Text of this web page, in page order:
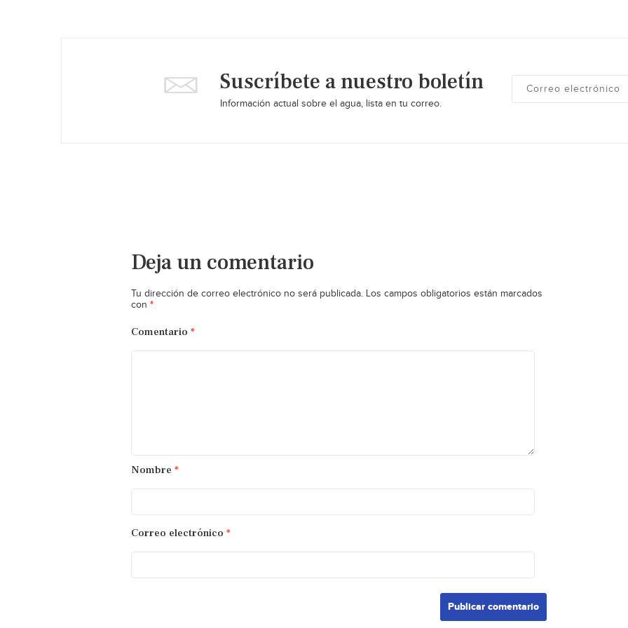
Suscríbete a nuestro boletín
Información actual sobre el agua, lista en tu correo.
Deja un comentario
Tu dirección de correo electrónico no será publicada. Los campos obligatorios están marcados
con *
Comentario *
Nombre *
Correo electrónico *